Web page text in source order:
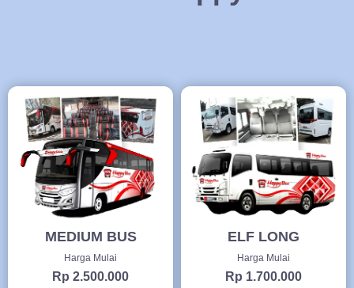
MEDIUM BUS
Harga Mulai
Rp 2.500.000
ELF LONG
Harga Mulai
Rp 1.700.000